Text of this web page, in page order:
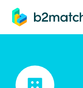
springen